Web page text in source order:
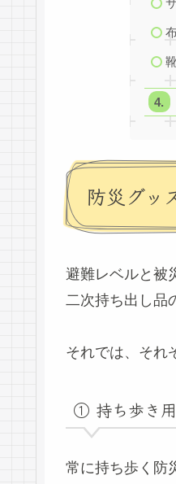
防災グッ
避難レベルと被
二次持ち出し品
それでは、それ
① 持ち歩き用
常に持ち歩く防